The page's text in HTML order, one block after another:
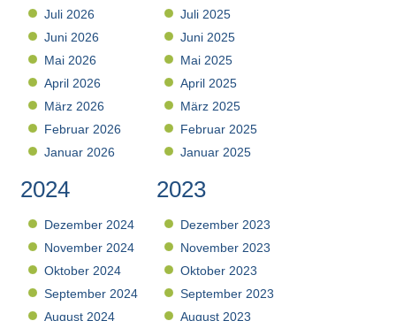
Juli 2026
Juni 2026
Mai 2026
April 2026
März 2026
Februar 2026
Januar 2026
Juli 2025
Juni 2025
Mai 2025
April 2025
März 2025
Februar 2025
Januar 2025
2024
Dezember 2024
November 2024
Oktober 2024
September 2024
August 2024
2023
Dezember 2023
November 2023
Oktober 2023
September 2023
August 2023